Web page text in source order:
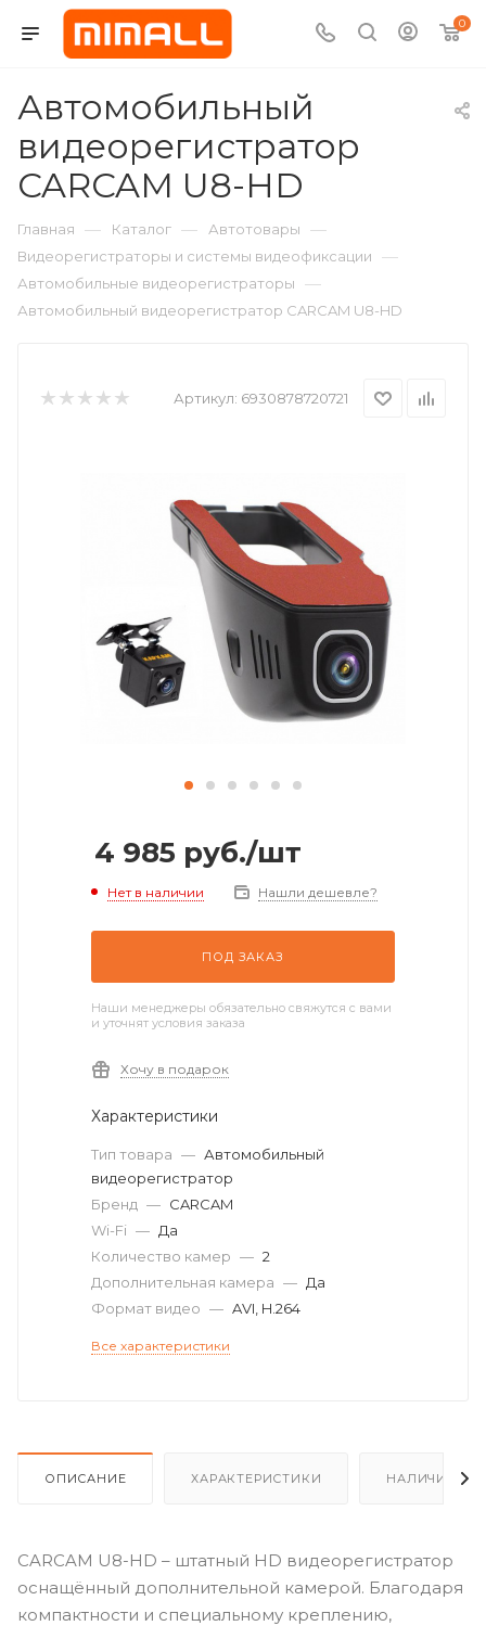
0
Автомобильный
видеорегистратор
CARCAM U8-HD
Главная — Каталог — Автотовары —
Видеорегистраторы и системы видеофиксации —
Автомобильные видеорегистраторы —
Автомобильный видеорегистратор CARCAM U8-HD
Артикул: 6930878720721
4 985 руб./шт
Нет в наличии Нашли дешевле?
ПОД ЗАКАЗ
Наши менеджеры обязательно свяжутся с вами
и уточнят условия заказа
Хочу в подарок
Характеристики
Тип товара — Автомобильный
видеорегистратор
Бренд — CARCAM
Wi-Fi — Да
Количество камер — 2
Дополнительная камера — Да
Формат видео — AVI, H.264
Все характеристики
ОПИСАНИЕ ХАРАКТЕРИСТИКИ НАЛИЧИЕ
CARCAM U8-HD – штатный HD видеорегистратор
оснащённый дополнительной камерой. Благодаря
компактности и специальному креплению,